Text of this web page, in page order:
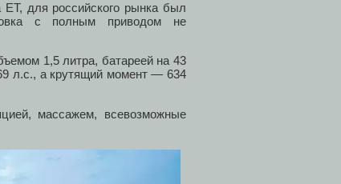
ET, для российского рынка был
с полным приводом не
1,5 литра, батареей на 43
л.с., а крутящий момент — 634
массажем, всевозможные